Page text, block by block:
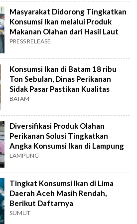
Masyarakat Didorong Tingkatkan
Konsumsi Ikan melalui Produk
Makanan Olahan dari Hasil Laut
PRESS RELEASE
Konsumsi Ikan di Batam 18 ribu
Ton Sebulan, Dinas Perikanan
Sidak Pasar Pastikan Kualitas
BATAM
Diversifikasi Produk Olahan
Perikanan Solusi Tingkatkan
Angka Konsumsi Ikan di Lampung
LAMPUNG
Tingkat Konsumsi Ikan di Lima
Daerah Aceh Masih Rendah,
Berikut Daftarnya
SUMUT